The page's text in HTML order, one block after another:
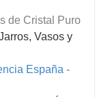
de Cristal Puro
Vasos y
España -